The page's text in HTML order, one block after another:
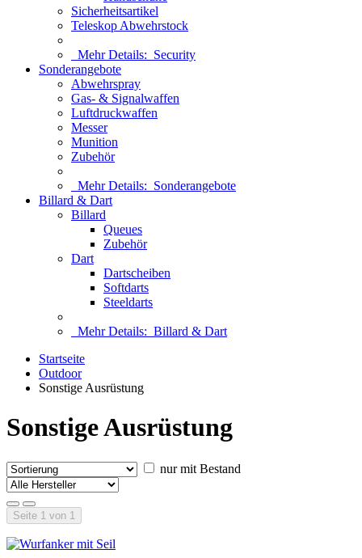
Sicherheitsartikel
Teleskop Abwehrstock
Mehr Details: Security
Sonderangebote
Abwehrspray
Gas- & Signalwaffen
Luftdruckwaffen
Messer
Munition
Zubehör
Mehr Details: Sonderangebote
Billard & Dart
Billard
Queues
Zubehör
Dart
Dartscheiben
Softdarts
Steeldarts
Mehr Details: Billard & Dart
Startseite
Outdoor
Sonstige Ausrüstung
Sonstige Ausrüstung
nur mit Bestand
Seite 1 von 1